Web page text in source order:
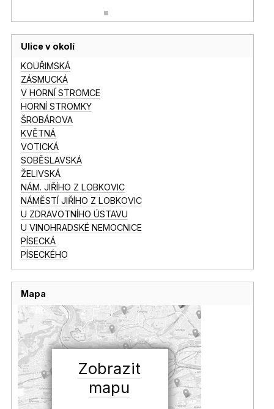
Ulice v okolí
KOUŘIMSKÁ
ZÁSMUCKÁ
V HORNÍ STROMCE
HORNÍ STROMKY
ŠROBÁROVA
KVĚTNÁ
VOTICKÁ
SOBĚSLAVSKÁ
ŽELIVSKÁ
NÁM. JIŘÍHO Z LOBKOVIC
NÁMĚSTÍ JIŘÍHO Z LOBKOVIC
U ZDRAVOTNÍHO ÚSTAVU
U VINOHRADSKÉ NEMOCNICE
PÍSECKÁ
PÍSECKÉHO
Mapa
Zobrazit
mapu